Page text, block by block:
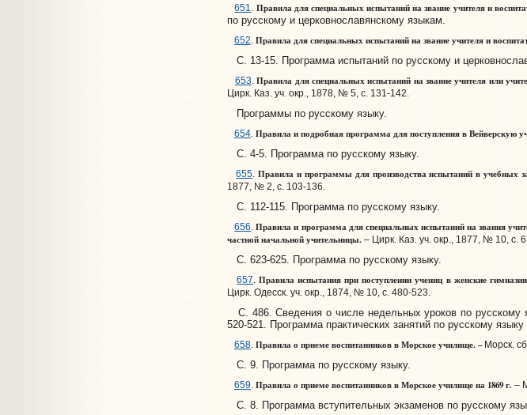
651 Правила для специальных испытаний на звание учителя и
по русскому и церковнославянскому языкам.
652.Правила для специальных испытаний на звание учителя и
С. 13-15. Программа испытаний по русскому и
653.Правила для специальных испытаний на звание учителя или
Цирк. Каз. уч. окр., 1878, № 5, с. 131-142.
Программы по русскому языку.
654.Правила и подробная программа для поступления в Вейверскую
С. 4-5. Программа по русскому языку.
655. Правила и программы для производства испытаний в учебных
1877, № 2, с. 103-136.
С. 112-115. Программа по русскому языку.
656. Правила и программа для специальных испытаний на звания
частной начальной учительницы. – Цирк. Каз. уч. окр., 1877, № 10, с.
С. 623-625. Программа по русскому языку.
657. Правила испытания при поступлении учениц в женские
Цирк. Одесск. уч. окр., 1874, № 10, с. 480-523.
С. 486. Сведения о числе недельных уроков по русскому
520-521. Программа практических занятий по русскому
658.Правила о приеме воспитанников в Морское училище. – Морск.
С. 9. Программа по русскому языку.
659.Правила о приеме воспитанников в Морское училище на 1869 г.–
С. 8. Программа вступительных экзаменов по русскому